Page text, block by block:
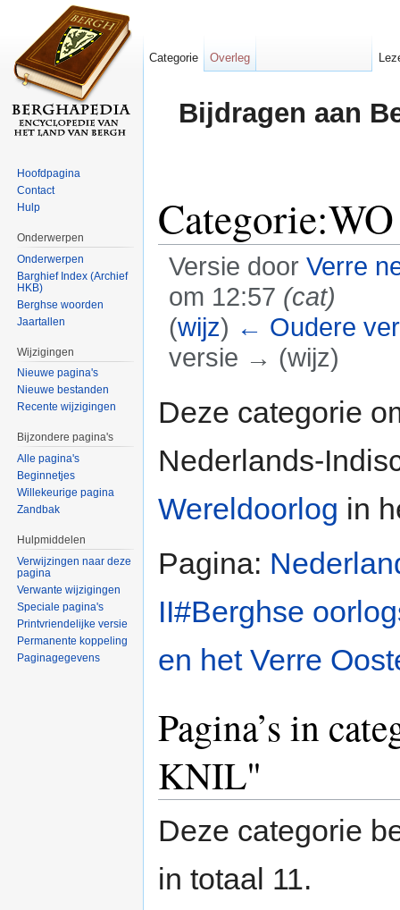
Bijdragen aan
Versie door Verre
om 12:57 (cat)
(wijz) ← Oudere
versie → (wijz)
Deze categorie
Nederlands-
Wereldoorlog in
Pagina:
II#Berghse
en het Verre
Pagina’s in
KNIL"
Deze categorie
in totaal 11.
Categorie Overleg
Hoofdpagina
Contact
Hulp
Onderwerpen
Onderwerpen
Barghief Index (Archief
HKB)
Berghse woorden
Jaartallen
Wijzigingen
Nieuwe pagina's
Nieuwe bestanden
Recente wijzigingen
Bijzondere pagina's
Alle pagina's
Beginnetjes
Willekeurige pagina
Zandbak
Hulpmiddelen
Verwijzingen naar deze
pagina
Verwante wijzigingen
Speciale pagina's
Printvriendelijke versie
Permanente koppeling
Paginagegevens